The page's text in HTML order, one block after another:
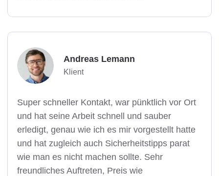
Andreas Lemann
Klient
Super schneller Kontakt, war pünktlich vor Ort
und hat seine Arbeit schnell und sauber
erledigt, genau wie ich es mir vorgestellt hatte
und hat zugleich auch Sicherheitstipps parat
wie man es nicht machen sollte. Sehr
freundliches Auftreten, Preis wie